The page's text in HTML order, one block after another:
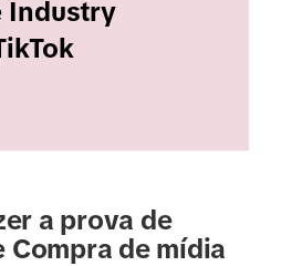
Industry
a prova de
de mídia